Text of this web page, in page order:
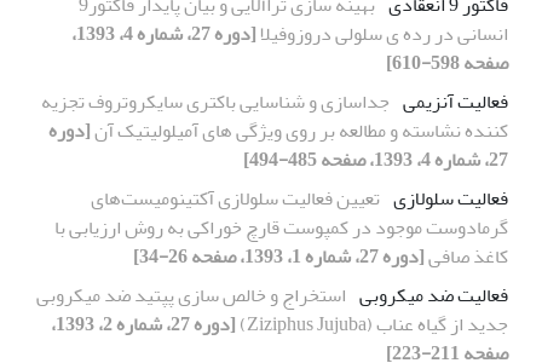
انسانی در رده ی سلولی دروزوفیلا
[دوره 27، شماره 4، 1393،
صفحه 598-610]
فعالیت آنزیمی جداسازی و شناسایی باکتری سایکروتروف تجزیه
کننده نشاسته و مطالعه بر روی ویژگی های آمیلولیتیک آن[دوره
27، شماره 4، 1393، صفحه 485-494]
فعالیت سلولازی تعیین فعالیت سلولازی آکتینومیست‌های
گرما‌دوست موجود در کمپوست قارچ خوراکی به روش ارزیابی با
کاغذ صافی[دوره 27، شماره 1، 1393، صفحه 26-34]
فعالیت ضد میکروبی استخراج و خالص سازی پپتید ضد میکروبی
جدید از گیاه عناب (Ziziphus Jujuba)
[دوره 27، شماره 2، 1393،
صفحه 211-223]